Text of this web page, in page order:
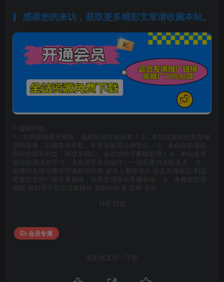
感谢您的来访，获取更多精彩文章请收藏本站。
版权声明
1、本内容转载于网络，版权归原作者所有！ 2、本站仅提供信息存储
空间服务，不拥有所有权，不承担相关法律责任。 3、本内容若侵犯
到你的版权利益，请联系我们，会尽快给予删除处理！ 4、本站全资
源仅供测试和学习，请勿用于非法操作，一切后果与本站无关。 5、
如遇到充值付费环节课程或软件 请马上删除退出 涉及自身权益/利益
需要投资的一律不要相信，访客发现请向客服举报。 6、本教程仅供
揭秘 请勿用于非法违规操作 否则和作者 官网 无关
THE END
会员专属
喜欢就支持一下吧